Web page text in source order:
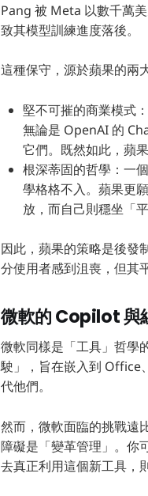
Pang 被 Meta 以數千萬
致其模型訓練進度落後。
這種保守，源於蘋果的兩
堅不可摧的商業模式
無論是 OpenAI 的
它們。既然如此，蘋
根深蒂固的哲學：一
學格格不入。蘋果更
放，而自己則穩坐「
因此，蘋果的策略是後發
分使用者感到沮喪，但其
微軟的 Copilot 與
微軟同樣是「工具」哲學
駛」，旨在嵌入到 Office
代他們。
然而，微軟面臨的挑戰遠
障礙是「變革管理」。你
去真正利用這個新工具，